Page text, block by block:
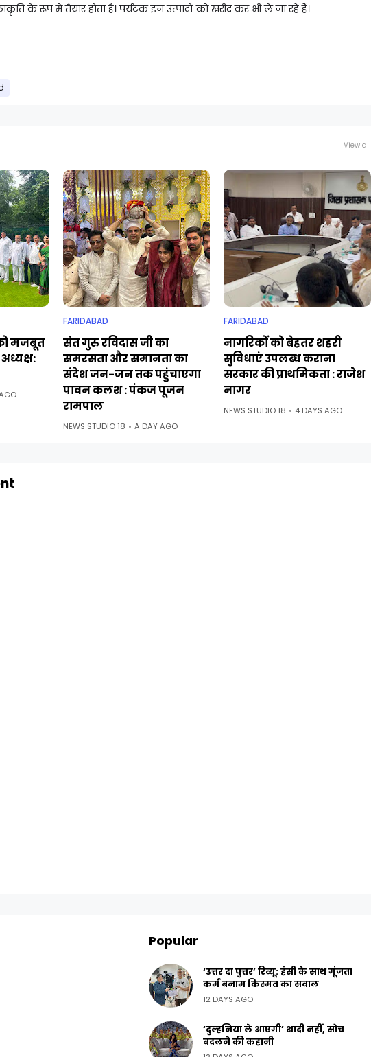
के रूप में तैयार होता है। पर्यटक इन उत्पादों को खरीद कर भी ले जा रहे हैं।
View all
मजबूत
FARIDABAD
संत गुरु रविदास जी का
समरसता और समानता का
संदेश जन-जन तक पहुंचाएगा
पावन कलश : पंकज पूजन
रामपाल
NEWS STUDIO 18 A DAY AGO
FARIDABAD
नागरिकों को बेहतर शहरी
सुविधाएं उपलब्ध कराना
सरकार की प्राथमिकता : राजेश
नागर
NEWS STUDIO 18 4 DAYS AGO
Popular
‘उत्तर दा पुत्तर’ रिव्यू: हंसी के साथ गूंजता
कर्म बनाम किस्मत का सवाल
12 DAYS AGO
‘दुल्हनिया ले आएगी’ शादी नहीं, सोच
बदलने की कहानी